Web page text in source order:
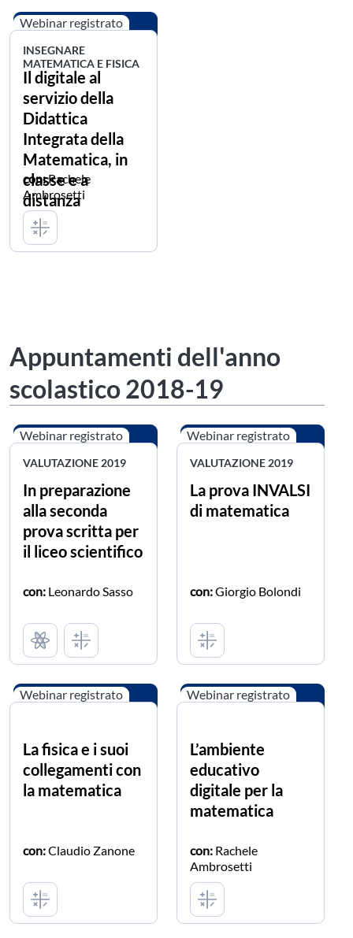
Webinar registrato
INSEGNARE
MATEMATICA E FISICA
Il digitale al
servizio della
Didattica
Integrata della
Matematica, in
classe e a
distanza
con:Rachele
Ambrosetti
Appuntamenti dell'anno
scolastico 2018-19
Webinar registrato
VALUTAZIONE 2019
In preparazione
alla seconda
prova scritta per
il liceo scientifico
con: Leonardo Sasso
Webinar registrato
VALUTAZIONE 2019
La prova INVALSI
di matematica
con:Giorgio Bolondi
Webinar registrato
La fisica e i suoi
collegamenti con
la matematica
con:Claudio Zanone
Webinar registrato
L’ambiente
educativo
digitale per la
matematica
con: Rachele
Ambrosetti